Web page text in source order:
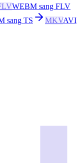
WEBM sang FLV
sang TS MKVAVI